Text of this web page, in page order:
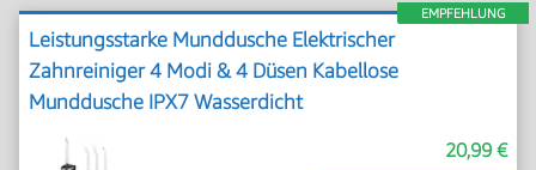
EMPFEHLUNG
Leistungsstarke Munddusche Elektrischer
Zahnreiniger 4 Modi & 4 Düsen Kabellose
Munddusche IPX7 Wasserdicht
20,99 €